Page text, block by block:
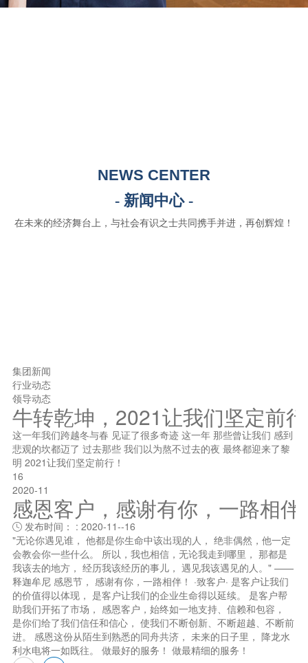
NEWS CENTER
- 新闻中心 -
在未来的经济舞台上，与社会有识之士共同携手并进，再创辉煌！
集团新闻
行业动态
领导动态
牛转乾坤，2021让我们坚定前
这一年我们跨越冬与春 见证了很多奇迹 这一年 那些曾让我们 感到
悲观的坎都迈了 过去那些 我们以为熬不过去的夜 最终都迎来了黎
明 2021让我们坚定前行！
16
2020-11
感恩客户，感谢有你，一路相伴
发布时间： : 2020-11--16
"无论你遇见谁， 他都是你生命中该出现的人， 绝非偶然，他一定
会教会你一些什么。 所以，我也相信，无论我走到哪里， 那都是
我该去的地方， 经历我该经历的事儿， 遇见我该遇见的人。" ——
释迦牟尼 感恩节， 感谢有你，一路相伴！ ·致客户· 是客户让我们
的价值得以体现， 是客户让我们的企业生命得以延续。 是客户帮
助我们开拓了市场， 感恩客户，始终如一地支持、信赖和包容，
是你们给了我们信任和信心， 使我们不断创新、不断超越、不断前
进。 感恩这份从陌生到熟悉的同舟共济， 未来的日子里， 降龙水
利水电将一如既往。 做最好的服务！ 做最精细的服务！